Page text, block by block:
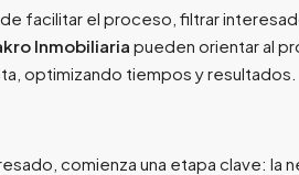
facilitar el proceso, filtrar
Inmobiliaria pueden orientar al
optimizando tiempos y resultados.
comienza una etapa clave: la